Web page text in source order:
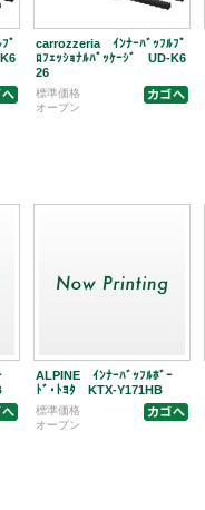
ﾟ
carrozzeria ｲﾝﾅｰﾊﾞｯﾌﾙﾌﾟ
ﾛﾌｪｯｼｮﾅﾙﾊﾟｯｹｰｼﾞ UD-K6
26
標準価格
オープン
ALPINE ｲﾝﾅｰﾊﾞｯﾌﾙﾎﾞｰ
ﾄﾞ･ﾄﾖﾀ KTX-Y171HB
標準価格
オープン